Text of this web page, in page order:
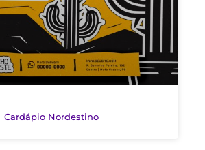
Cardápio Nordestino